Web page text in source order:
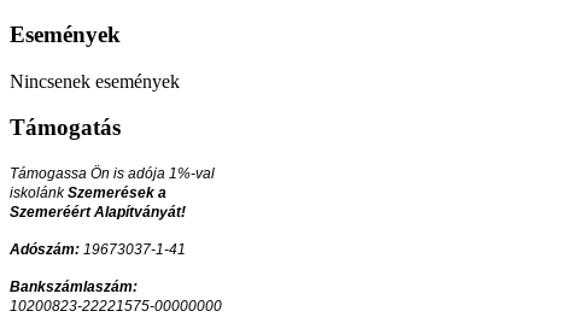
Események
Nincsenek események
Támogatás
Támogassa Ön is adója 1%-val
iskolánkSzemerések a
Szemeréért Alapítványát!
Adószám: 19673037-1-41
Bankszámlaszám:
10200823-22221575-00000000